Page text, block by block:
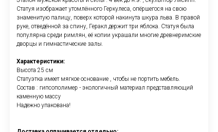
Статуя изображает утомлённого Геркулеса, опёршегося на свою
знаменитую палицу, поверх которой накинута шкура льва. В правой
руке, отведённой за спину, Геракл держит три яблока. Статуя была
популярна среди римлян, её копии украшали многие древнеримские
дворцы и гимнастические залы.
Характеристики:
Высота 25 см
Статуэтка имеет мягкое основание , чтобы не портить мебель.
Состав : гипсополимер - экологичный материал представляющий
каменную массу
Надежно упакована!